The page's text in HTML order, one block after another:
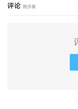
评论 抢沙发